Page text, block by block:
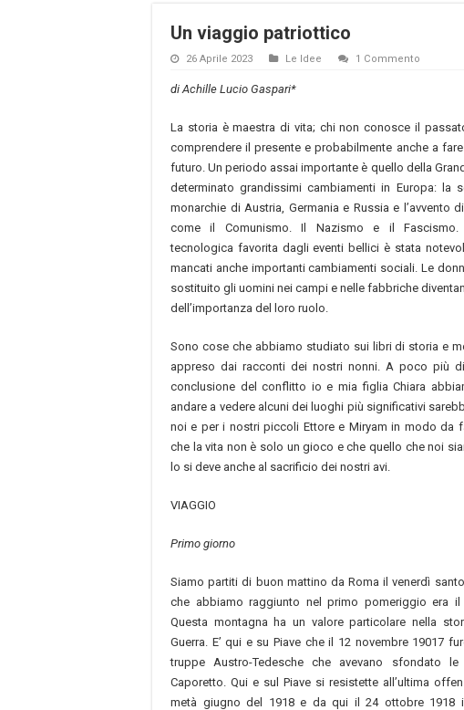
Un viaggio patriottico
26 Aprile 2023 Le Idee 1 Commento
di Achille Lucio Gaspari*
La storia è maestra di vita; chi non conosce il
comprendere il presente e probabilmente anche a
futuro. Un periodo assai importante è quello della
determinato grandissimi cambiamenti in Europa: la
monarchie di Austria, Germania e Russia e l’avvento
come il Comunismo. Il Nazismo e il Fascismo.
tecnologica favorita dagli eventi bellici è stata
mancati anche importanti cambiamenti sociali. Le
sostituito gli uomini nei campi e nelle fabbriche
dell’importanza del loro ruolo.
Sono cose che abbiamo studiato sui libri di storia e
appreso dai racconti dei nostri nonni. A poco più
conclusione del conflitto io e mia figlia Chiara
andare a vedere alcuni dei luoghi più significativi
noi e per i nostri piccoli Ettore e Miryam in modo da
che la vita non è solo un gioco e che quello che noi
lo si deve anche al sacrificio dei nostri avi.
VIAGGIO
Primo giorno
Siamo partiti di buon mattino da Roma il venerdì
che abbiamo raggiunto nel primo pomeriggio era il
Questa montagna ha un valore particolare nella
Guerra. E’ qui e su Piave che il 12 novembre 19017
truppe Austro-Tedesche che avevano sfondato
Caporetto. Qui e sul Piave si resistette all’ultima
metà giugno del 1918 e da qui il 24 ottobre 1918